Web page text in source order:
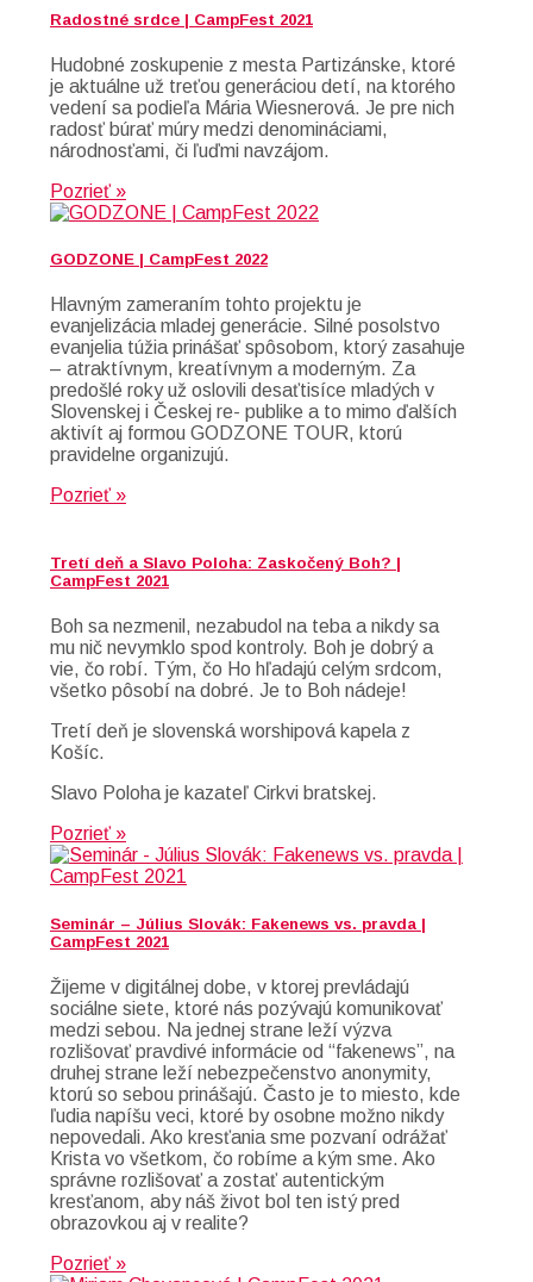
Radostné srdce | CampFest 2021
Hudobné zoskupenie z mesta Partizánske, ktoré
je aktuálne už treťou generáciou detí, na ktorého
vedení sa podieľa Mária Wiesnerová. Je pre nich
radosť búrať múry medzi denomináciami,
národnosťami, či ľuďmi navzájom.
Pozrieť »
GODZONE | CampFest 2022
Hlavným zameraním tohto projektu je
evanjelizácia mladej generácie. Silné posolstvo
evanjelia túžia prinášať spôsobom, ktorý zasahuje
– atraktívnym, kreatívnym a moderným. Za
predošlé roky už oslovili desaťtisíce mladých v
Slovenskej i Českej re- publike a to mimo ďalších
aktivít aj formou GODZONE TOUR, ktorú
pravidelne organizujú.
Pozrieť »
Tretí deň a Slavo Poloha: Zaskočený Boh? |
CampFest 2021
Boh sa nezmenil, nezabudol na teba a nikdy sa
mu nič nevymklo spod kontroly. Boh je dobrý a
vie, čo robí. Tým, čo Ho hľadajú celým srdcom,
všetko pôsobí na dobré. Je to Boh nádeje!
Tretí deň je slovenská worshipová kapela z
Košíc.
Slavo Poloha je kazateľ Cirkvi bratskej.
Pozrieť »
Seminár – Július Slovák: Fakenews vs. pravda |
CampFest 2021
Žijeme v digitálnej dobe, v ktorej prevládajú
sociálne siete, ktoré nás pozývajú komunikovať
medzi sebou. Na jednej strane leží výzva
rozlišovať pravdivé informácie od “fakenews”, na
druhej strane leží nebezpečenstvo anonymity,
ktorú so sebou prinášajú. Často je to miesto, kde
ľudia napíšu veci, ktoré by osobne možno nikdy
nepovedali. Ako kresťania sme pozvaní odrážať
Krista vo všetkom, čo robíme a kým sme. Ako
správne rozlišovať a zostať autentickým
kresťanom, aby náš život bol ten istý pred
obrazovkou aj v realite?
Pozrieť »